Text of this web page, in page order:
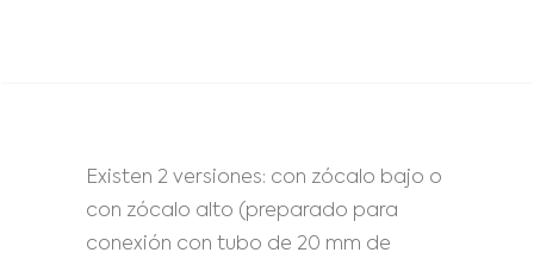
Existen 2 versiones: con zócalo bajo o
con zócalo alto (preparado para
conexión con tubo de 20 mm de